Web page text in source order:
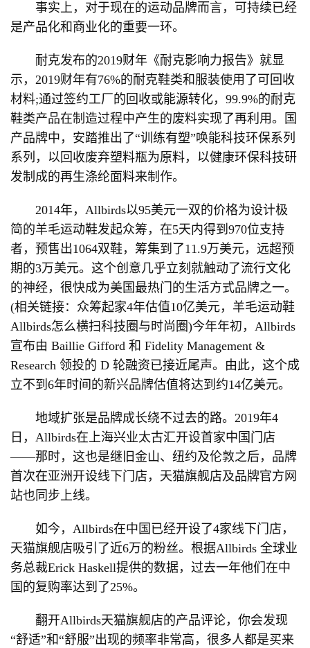
事实上，对于现在的运动品牌而言，可持续已经
是产品化和商业化的重要一环。
耐克发布的2019财年《耐克影响力报告》就显
示，2019财年有76%的耐克鞋类和服装使用了可回收
材料;通过签约工厂的回收或能源转化，99.9%的耐克
鞋类产品在制造过程中产生的废料实现了再利用。国
产品牌中，安踏推出了“训练有塑”唤能科技环保系列
系列，以回收废弃塑料瓶为原料，以健康环保科技研
发制成的再生涤纶面料来制作。
2014年，Allbirds以95美元一双的价格为设计极
简的羊毛运动鞋发起众筹，在5天内得到970位支持
者，预售出1064双鞋，筹集到了11.9万美元，远超预
期的3万美元。这个创意几乎立刻就触动了流行文化
的神经，很快成为美国最热门的生活方式品牌之一。
(相关链接：众筹起家4年估值10亿美元，羊毛运动鞋
Allbirds怎么横扫科技圈与时尚圈)今年年初，Allbirds
宣布由 Baillie Gifford 和 Fidelity Management &
Research 领投的 D 轮融资已接近尾声。由此，这个成
立不到6年时间的新兴品牌估值将达到约14亿美元。
地域扩张是品牌成长绕不过去的路。2019年4
日，Allbirds在上海兴业太古汇开设首家中国门店
——那时，这也是继旧金山、纽约及伦敦之后，品牌
首次在亚洲开设线下门店，天猫旗舰店及品牌官方网
站也同步上线。
如今，Allbirds在中国已经开设了4家线下门店，
天猫旗舰店吸引了近6万的粉丝。根据Allbirds 全球业
务总裁Erick Haskell提供的数据，过去一年他们在中
国的复购率达到了25%。
翻开Allbirds天猫旗舰店的产品评论，你会发现
“舒适”和“舒服”出现的频率非常高，很多人都是买来